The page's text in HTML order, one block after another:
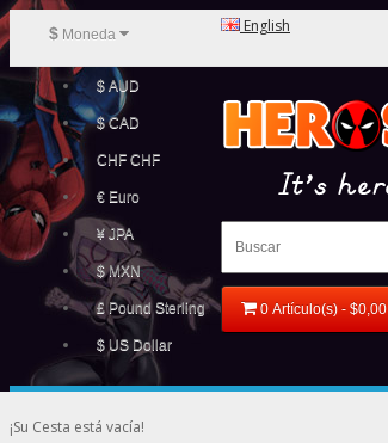
$ Moneda
$ AUD
$ CAD
CHF CHF
€ Euro
¥ JPA
$ MXN
£ Pound Sterling
$ US Dollar
English
0 Artículo(s) - $0,00
¡Su Cesta está vacía!